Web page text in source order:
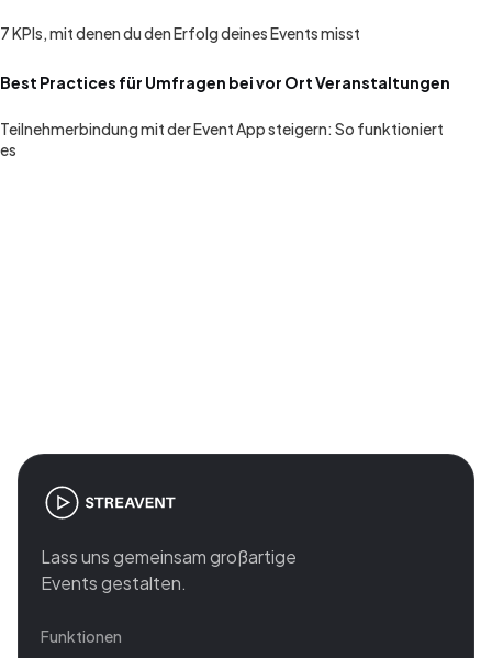
7 KPIs, mit denen du den Erfolg deines Events misst
Best Practices für Umfragen bei vor Ort Veranstaltungen
Teilnehmerbindung mit der Event App steigern: So funktioniert
es
Lass uns gemeinsam großartige
Events gestalten.
Funktionen